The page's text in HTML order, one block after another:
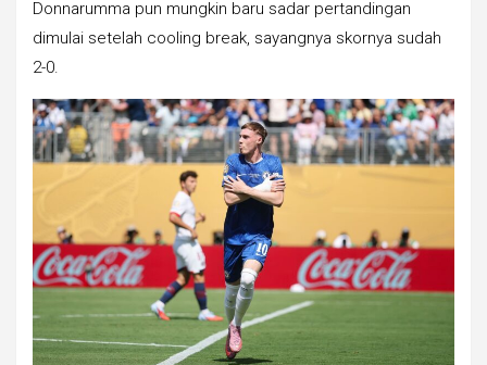
Donnarumma pun mungkin baru sadar pertandingan
dimulai setelah cooling break, sayangnya skornya sudah
2-0.